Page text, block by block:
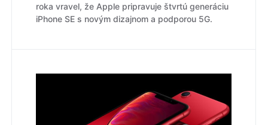
roka vravel, že Apple pripravuje štvrtú generáciu
iPhone SE s novým dizajnom a podporou 5G.